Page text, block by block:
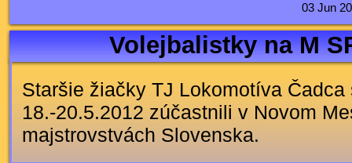
03 Jun
Volejbalistky na M
Staršie žiačky TJ Lokomotíva Čadca
18.-20.5.2012 zúčastnili v Novom
majstrovstvách Slovenska.